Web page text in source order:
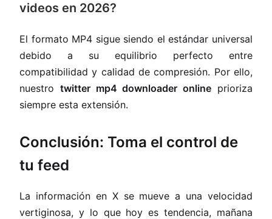
videos en 2026?
El formato MP4 sigue siendo el estándar universal
debido a su equilibrio perfecto entre
compatibilidad y calidad de compresión. Por ello,
nuestro twitter mp4 downloader online prioriza
siempre esta extensión.
Conclusión: Toma el control de
tu feed
La información en X se mueve a una velocidad
vertiginosa, y lo que hoy es tendencia, mañana